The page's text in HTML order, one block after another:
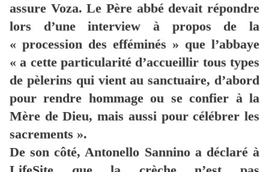
assure Voza. Le Père abbé devait répondre
lors d’une interview à propos de la
« procession des efféminés » que l’abbaye
« a cette particularité d’accueillir tous types
de pèlerins qui vient au sanctuaire, d’abord
pour rendre hommage ou se confier à la
Mère de Dieu, mais aussi pour célébrer les
sacrements ».
De son côté, Antonello Sannino a déclaré à